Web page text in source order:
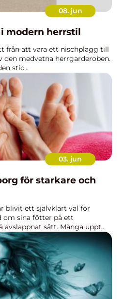
08. jun
modern herrstil
från att vara ett nischplagg till
den medvetna herrgarderoben.
stic...
03. jun
för starkare och
blivit ett självklart val för
om sina fötter på ett
avslappnat sätt. Många uppt...